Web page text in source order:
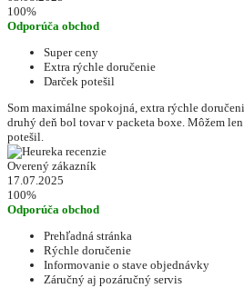
100%
Odporúča obchod
Super ceny
Extra rýchle doručenie
Darček potešil
Som maximálne spokojná, extra rýchle
druhý deň bol tovar v packeta boxe. Môžem
potešil.
Overený zákazník
17.07.2025
100%
Odporúča obchod
Prehľadná stránka
Rýchle doručenie
Informovanie o stave objednávky
Záručný aj pozáručný servis